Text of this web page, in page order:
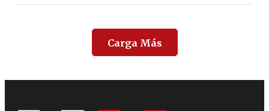
Carga Más